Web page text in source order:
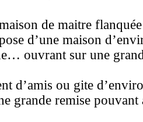
de maitre
d’une maison
ouvrant sur une
d’amis ou gite
grande remise